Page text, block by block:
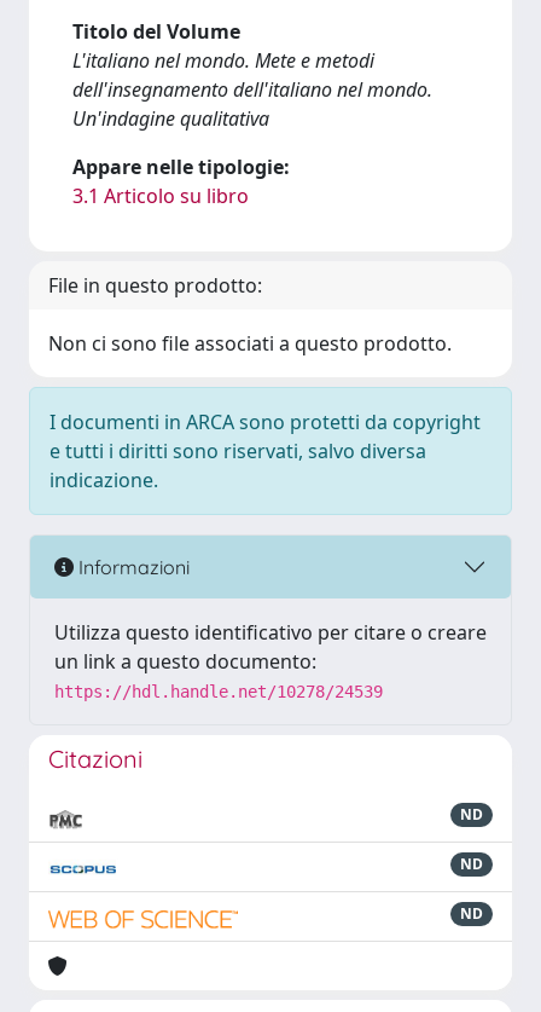
Titolo del Volume
L'italiano nel mondo. Mete e metodi
dell'insegnamento dell'italiano nel mondo.
Un'indagine qualitativa
Appare nelle tipologie:
3.1 Articolo su libro
File in questo prodotto:
Non ci sono file associati a questo prodotto.
I documenti in ARCA sono protetti da copyright
e tutti i diritti sono riservati, salvo diversa
indicazione.
Informazioni
Utilizza questo identificativo per citare o creare
un link a questo documento:
https://hdl.handle.net/10278/24539
Citazioni
ND
ND
ND